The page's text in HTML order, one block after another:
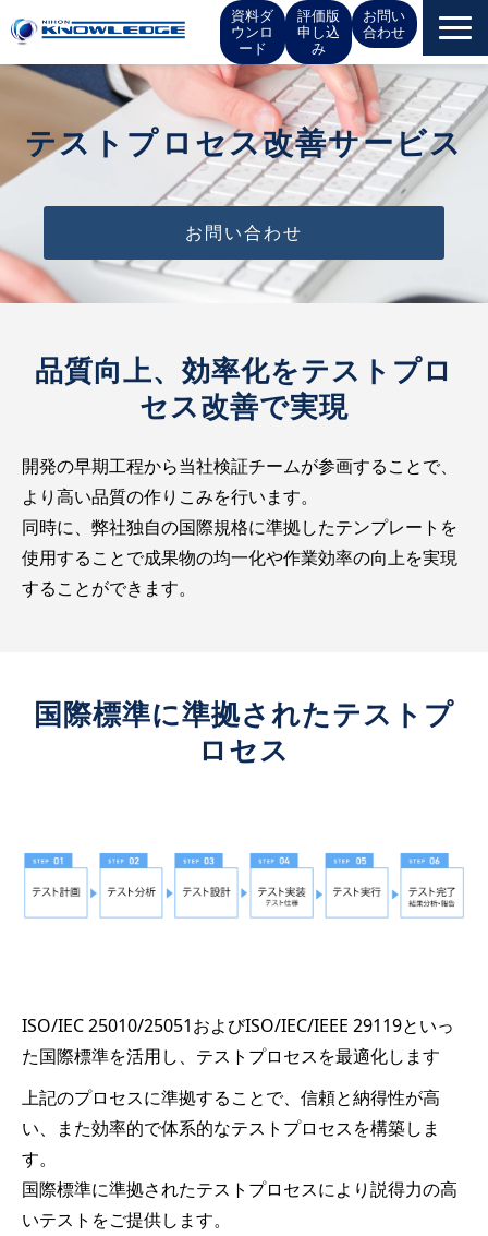
資料ダ
ウンロ
ード
評価版
申し込
み
お問い
合わせ
サービス一覧
お役立ち情報
お知らせ
採用情報
テストプロセス改善サービス
お問い合わせ
品質向上、効率化をテストプロ
セス改善で実現
開発の早期工程から当社検証チームが参画することで、
より高い品質の作りこみを行います。
同時に、弊社独自の国際規格に準拠したテンプレートを
使用することで成果物の均一化や作業効率の向上を実現
することができます。
国際標準に準拠されたテストプ
ロセス
ISO/IEC 25010/25051およびISO/IEC/IEEE 29119といっ
た国際標準を活用し、テストプロセスを最適化します
上記のプロセスに準拠することで、信頼と納得性が高
い、また効率的で体系的なテストプロセスを構築しま
す。
国際標準に準拠されたテストプロセスにより説得力の高
いテストをご提供します。